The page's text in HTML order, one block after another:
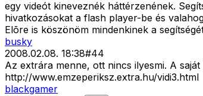
egy videót kineveznék háttérzenének.
hivatkozásokat a flash player-be és
Elõre is köszönöm mindenkinek a
busky
2008.02.08. 18:38#44
Az extrára menne, ott nincs ilyesmi. A
http://www.emzeperiksz.extra.hu/vidi3.html
blackgamer